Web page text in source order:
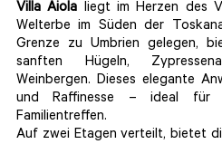
Villa Aiola liegt im Herzen des
Welterbe im Süden der
Grenze zu Umbrien gelegen,
sanften Hügeln,
Weinbergen. Dieses elegante
und Raffinesse – ideal für
Familientreffen.
Auf zwei Etagen verteilt, bietet